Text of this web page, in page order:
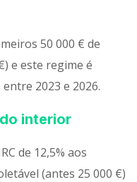
50 000 € de
e este regime é
2023 e 2026.
interior
de 12,5% aos
(antes 25 000 €)